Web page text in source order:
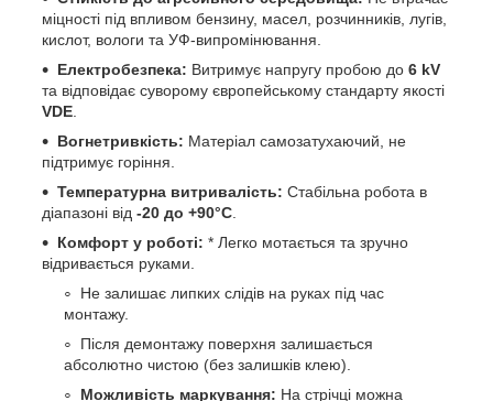
міцності під впливом бензину, масел, розчинників, лугів,
кислот, вологи та УФ-випромінювання.
Електробезпека: Витримує напругу пробою до 6 kV
та відповідає суворому європейському стандарту якості
VDE
Вогнетривкість: Матеріал самозатухаючий, не
підтримує горіння.
Температурна витривалість: Стабільна робота в
діапазоні від -20 до +90°C
Комфорт у роботі: * Легко мотається та зручно
відривається руками.
Не залишає липких слідів на руках під час
монтажу.
Після демонтажу поверхня залишається
абсолютно чистою (без залишків клею).
Можливість маркування: На стрічці можна